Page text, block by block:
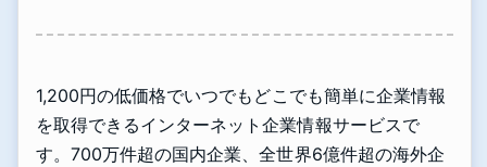
1,200円の低価格でいつでもどこでも簡単に企業情報
を取得できるインターネット企業情報サービスで
す。700万件超の国内企業、全世界6億件超の海外企